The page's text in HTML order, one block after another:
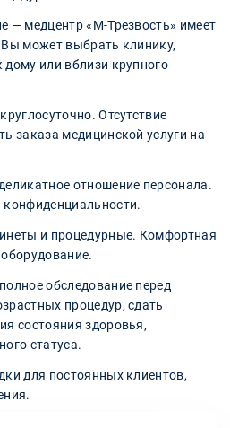
— медцентр «М-Трезвость» имеет
может выбрать клинику,
или вблизи крупного
Отсутствие
заказа медицинской услуги на
отношение персонала.
и процедурные. Комфортная
обследование перед
процедур, сдать
состояния здоровья,
статуса.
для постоянных клиентов,